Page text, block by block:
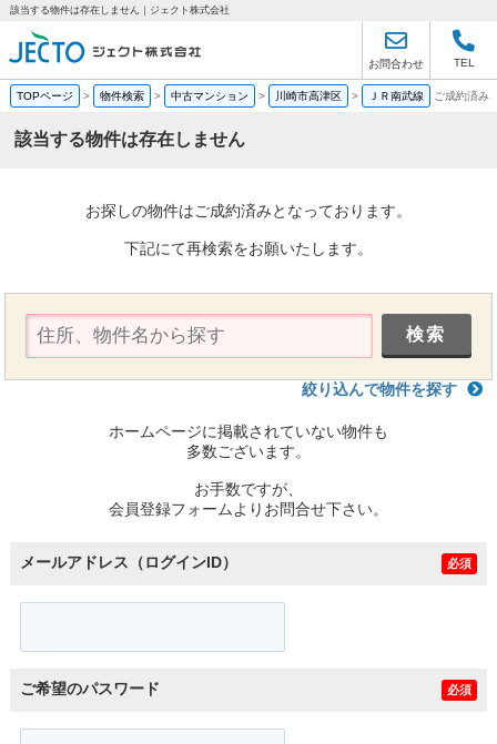
該当する物件は存在しません｜ジェクト株式会社
お問合わせ TEL
TOPページ > 物件検索 > 中古マンション > 川崎市高津区 > ＪＲ南武線 ご成約済み
該当する物件は存在しません
お探しの物件はご成約済みとなっております。
下記にて再検索をお願いたします。
絞り込んで物件を探す
ホームページに掲載されていない物件も
多数ございます。
お手数ですが、
会員登録フォームよりお問合せ下さい。
メールアドレス（ログインID） 必須
ご希望のパスワード 必須